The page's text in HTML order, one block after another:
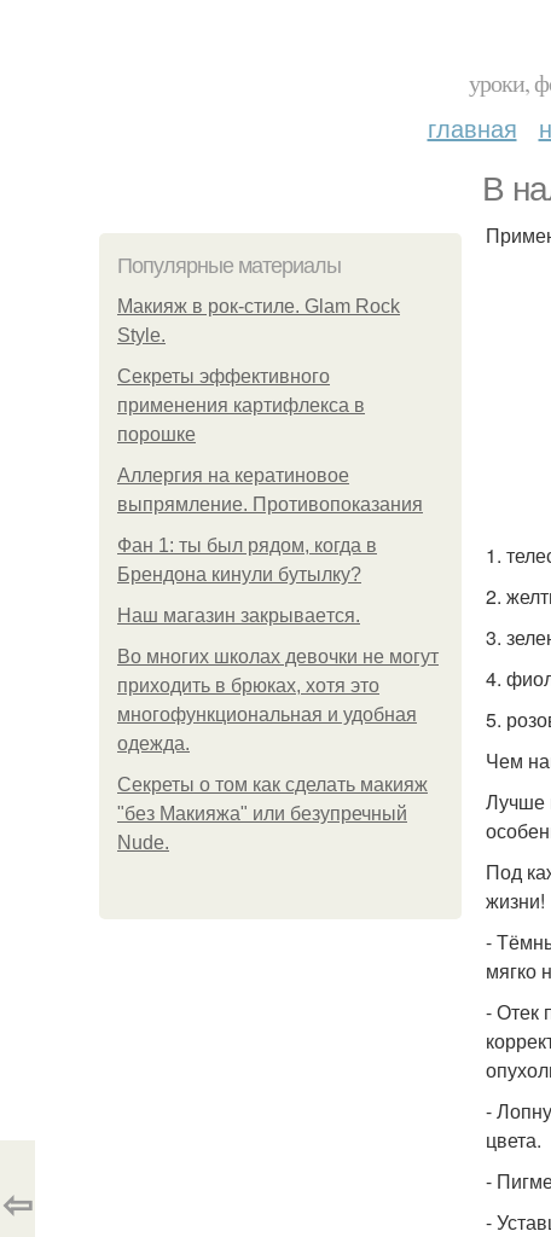
уроки,
главная
В
Популярные материалы
Макияж в рок-стиле. Glam Rock
Style.
Секреты эффективного
применения картифлекса в
порошке
Аллергия на кератиновое
выпрямление. Противопоказания
Фан 1: ты был рядом, когда в
Брендона кинули бутылку?
Нaш магaзин зaкрывaeтся.
Во многих школах девочки не могут
приходить в брюках, хотя это
многофункциональная и удобная
одежда.
Секреты о том как сделать макияж
"без Макияжа" или безупречный
Nude.
1.
2.
3.
4.
5.
Чем
Лучше
Под
жизни!
-
мягко
- Отек
-
цвета.
-
-
⇦